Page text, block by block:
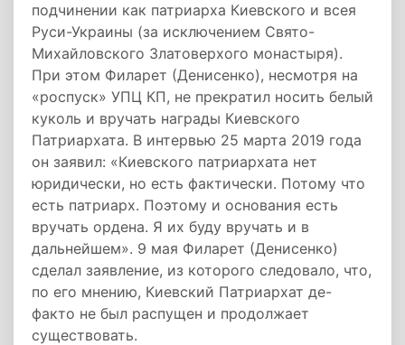
подчинении как патриарха Киевского и всея
Руси-Украины (за исключением Свято-
Михайловского Златоверхого монастыря).
При этом Филарет (Денисенко), несмотря на
«роспуск» УПЦ КП, не прекратил носить белый
куколь и вручать награды Киевского
Патриархата. В интервью 25 марта 2019 года
он заявил: «Киевского патриархата нет
юридически, но есть фактически. Потому что
есть патриарх. Поэтому и основания есть
вручать ордена. Я их буду вручать и в
дальнейшем». 9 мая Филарет (Денисенко)
сделал заявление, из которого следовало, что,
по его мнению, Киевский Патриархат де-
факто не был распущен и продолжает
существовать.